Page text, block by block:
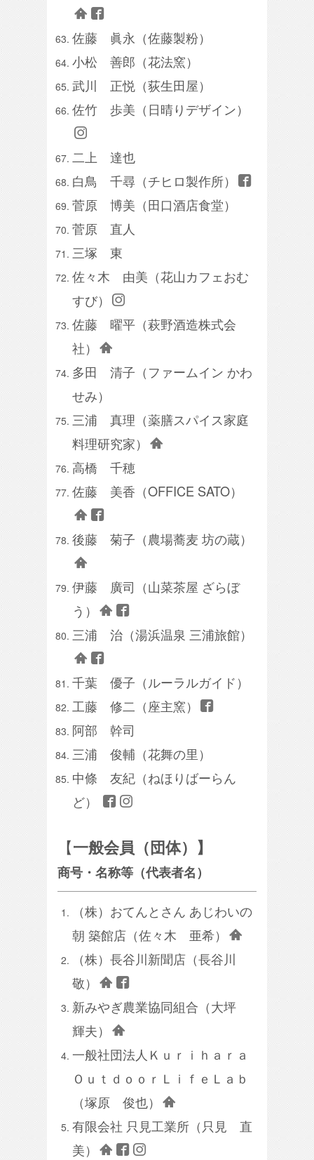
佐藤 眞永（佐藤製粉）
小松 善郎（花法窯）
武川 正悦（荻生田屋）
佐竹 歩美（日晴りデザイン）
二上 達也
白鳥 千尋（チヒロ製作所）
菅原 博美（田口酒店食堂）
菅原 直人
三塚 東
佐々木 由美（花山カフェおむ
すび）
佐藤 曜平（萩野酒造株式会
社）
多田 清子（ファームイン かわ
せみ）
三浦 真理（薬膳スパイス家庭
料理研究家）
高橋 千穂
佐藤 美香（OFFICE SATO）
後藤 菊子（農場蕎麦 坊の蔵）
伊藤 廣司（山菜茶屋 ざらぼ
う）
三浦 治（湯浜温泉 三浦旅館）
千葉 優子（ルーラルガイド）
工藤 修二（座主窯）
阿部 幹司
三浦 俊輔（花舞の里）
中條 友紀（ねほりばーらん
ど）
【一般会員（団体）】
商号・名称等（代表者名）
（株）おてんとさん あじわいの
朝 築館店（佐々木 亜希）
（株）長谷川新聞店（長谷川
敬）
新みやぎ農業協同組合（大坪
輝夫）
一般社団法人Ｋｕｒｉｈａｒａ
ＯｕｔｄｏｏｒＬｉｆｅＬａｂ
（塚原 俊也）
有限会社 只見工業所（只見 直
美）